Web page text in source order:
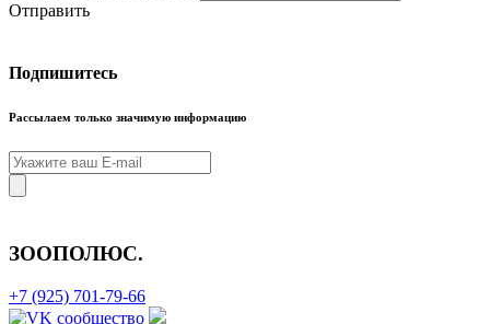
Отправить
Подпишитесь
Рассылаем только значимую информацию
ЗООПОЛЮС.
+7 (925) 701-79-66